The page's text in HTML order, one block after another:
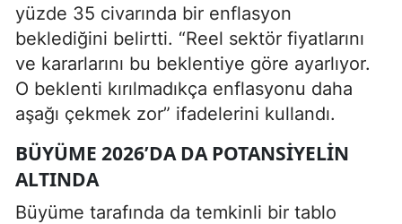
yüzde 35 civarında bir enflasyon
beklediğini belirtti. “Reel sektör fiyatlarını
ve kararlarını bu beklentiye göre ayarlıyor.
O beklenti kırılmadıkça enflasyonu daha
aşağı çekmek zor” ifadelerini kullandı.
BÜYÜME 2026’DA DA POTANSIYELIN
ALTINDA
Büyüme tarafında da temkinli bir tablo